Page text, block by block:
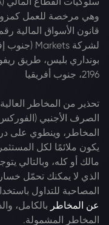
وهي مرخصة للعمل
بونداري بليس، طريق
2196، جنوب أفريقيا
تحذير من المخاطر
المخاطر، وينطوي على
يكون ملائمًا لكل
مالك أو كله، وبالتالي
الذي لا يمكنك تحمّل
المصاحبة للتداول
عن المخاطر بالكامل،
المخاطر المشمولة.